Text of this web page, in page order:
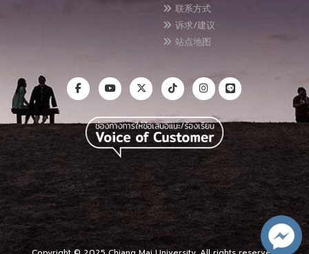
联系方式
诉求/建议
站点地图